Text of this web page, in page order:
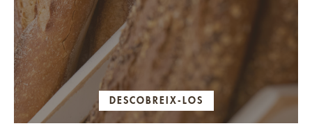
DESCOBREIX-LOS